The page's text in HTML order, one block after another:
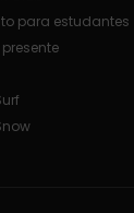
para estudantes